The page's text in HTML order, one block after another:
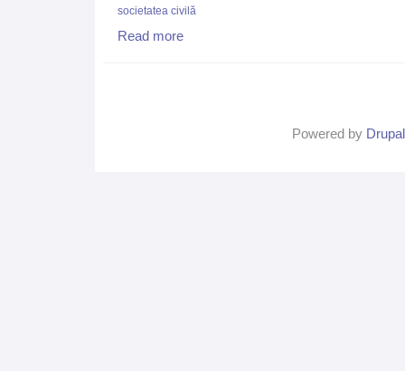
societatea civilă
Read more
Powered by Drupal